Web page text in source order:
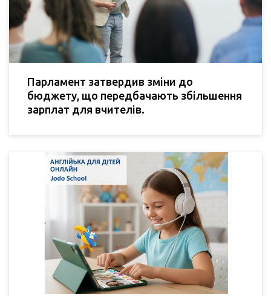
Парламент затвердив зміни до
бюджету, що передбачають збільшення
зарплат для вчителів.